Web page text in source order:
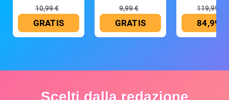
10,99 €
GRATIS
9,99 €
GRATIS
119,99 €
84,99 €
Scelti dalla redazione